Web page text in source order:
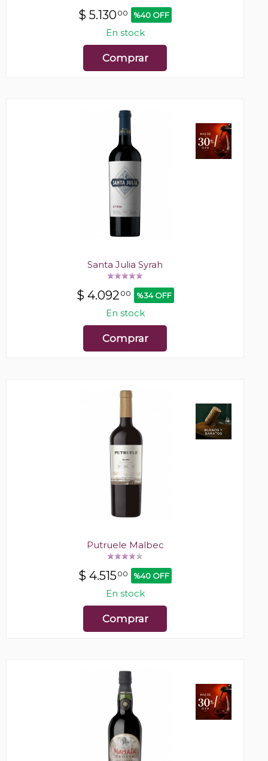
$ 5.13000 %40 OFF
En stock
Comprar
Santa Julia Syrah
$ 4.092 00 %34 OFF
En stock
Comprar
Putruele Malbec
$ 4.51500 %40 OFF
En stock
Comprar